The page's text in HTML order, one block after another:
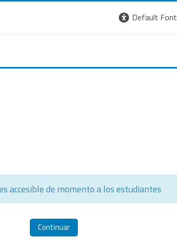
Default Font
accesible de momento a los estudiantes
Continuar